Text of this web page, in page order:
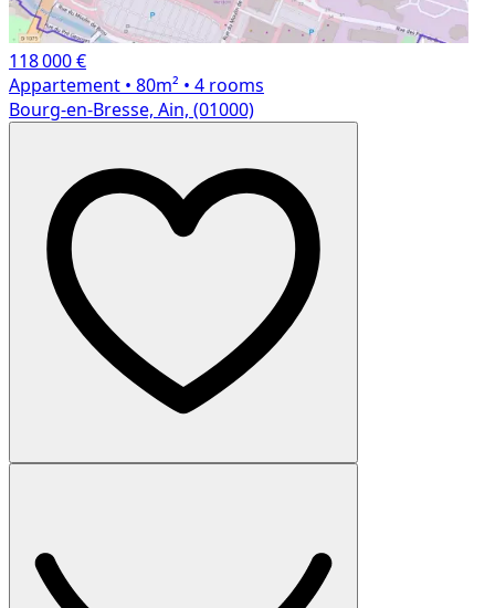
118 000 €
Appartement • 80m² • 4 rooms
Bourg-en-Bresse, Ain, (01000)